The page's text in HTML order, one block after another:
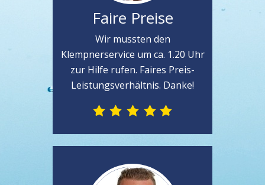
Faire Preise
Wir mussten den
Klempnerservice um ca. 1.20 Uhr
zur Hilfe rufen. Faires Preis-
Leistungsverhältnis. Danke!